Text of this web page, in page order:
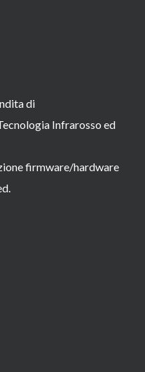
di
Infrarosso ed
firmware/hardware